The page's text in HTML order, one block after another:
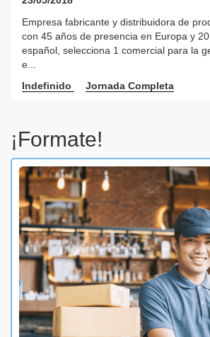
Empresa fabricante y distribuidora de
con 45 años de presencia en Europa y
español, selecciona 1 comercial para la
e...
Indefinido
Jornada Completa
¡Formate!